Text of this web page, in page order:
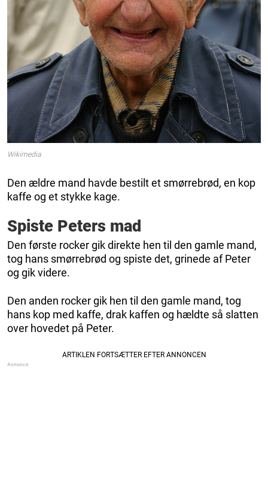
Wikimedia
Den ældre mand havde bestilt et smørrebrød, en kop
kaffe og et stykke kage.
Spiste Peters mad
Den første rocker gik direkte hen til den gamle mand,
tog hans smørrebrød og spiste det, grinede af Peter
og gik videre.
Den anden rocker gik hen til den gamle mand, tog
hans kop med kaffe, drak kaffen og hældte så slatten
over hovedet på Peter.